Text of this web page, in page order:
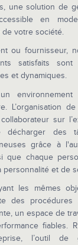
une solution de
en
votre société.
ou fournisseur,
satisfaits
et dynamiques.
environnement
L’organisation
sur
des
grâce à
que chaque
personnalité et de
les mêmes
des procédures
un espace de
fiables.
l’outil de